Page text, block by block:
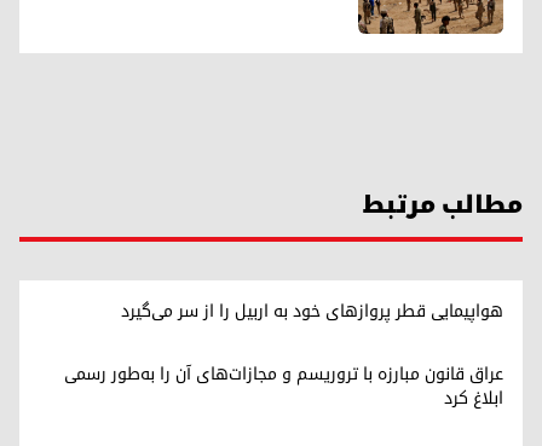
مطالب مرتبط
هواپیمایی قطر پروازهای خود به اربیل را از سر می‌گیرد
عراق قانون مبارزه با تروریسم و مجازات‌های آن را به‌طور رسمی
ابلاغ کرد